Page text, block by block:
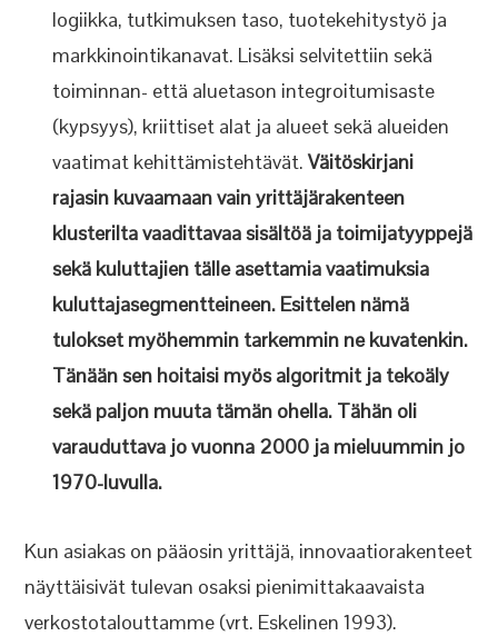
logiikka, tutkimuksen taso, tuotekehitystyö ja
markkinointikanavat. Lisäksi selvitettiin sekä
toiminnan- että aluetason integroitumisaste
(kypsyys), kriittiset alat ja alueet sekä alueiden
vaatimat kehittämistehtävät.Väitöskirjani
rajasin kuvaamaan vain yrittäjärakenteen
klusterilta vaadittavaa sisältöä ja toimijatyyppejä
sekä kuluttajien tälle asettamia vaatimuksia
kuluttajasegmentteineen. Esittelen nämä
tulokset myöhemmin tarkemmin ne kuvatenkin.
Tänään sen hoitaisi myös algoritmit ja tekoäly
sekä paljon muuta tämän ohella. Tähän oli
varauduttava jo vuonna 2000 ja mieluummin jo
1970-luvulla.
Kun asiakas on pääosin yrittäjä, innovaatiorakenteet
näyttäisivät tulevan osaksi pienimittakaavaista
verkostotalouttamme (vrt. Eskelinen 1993).